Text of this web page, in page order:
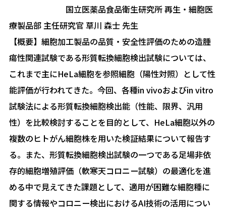
国立医薬品食品衛生研究所 再生・細胞医
療製品部 主任研究官 草川 森士 先生
【概要】細胞加工製品の品質・安全性評価のための造腫
瘍性関連試験である形質転換細胞検出試験については、
これまで主にHeLa細胞を参照細胞（陽性対照）として性
能評価が行われてきた。今回、各種in vivoおよびin vitro
試験法による形質転換細胞検出能（性能、限界、汎用
性）を比較検討することを目的として、HeLa細胞以外の
複数のヒトがん細胞株を用いた検証結果について報告す
る。また、形質転換細胞検出試験の一つである足場非依
存的細胞増殖評価（軟寒天コロニー試験）の最適化を進
める中で見えてきた課題として、適用が困難な細胞種に
関する情報やコロニー検出におけるAI技術の活用につい